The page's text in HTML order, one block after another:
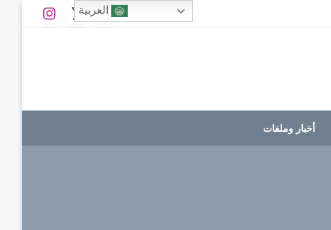
أخبار وملفات
العربية